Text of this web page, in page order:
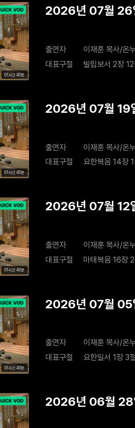
01시간 40분
2026년 07월 26
출연자
이재훈 목사/온
대표구절
빌립보서 2장
01시간 40분
2026년 07월 19
출연자
이재훈 목사/온
대표구절
요한복음 14장
01시간 40분
2026년 07월 12
출연자
이재훈 목사/온
대표구절
마태복음 16장
01시간 40분
2026년 07월 05
출연자
이재훈 목사/온
대표구절
요한일서 1장 3
2026년 06월 28